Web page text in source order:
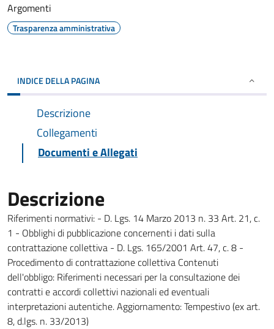
Argomenti
Trasparenza amministrativa
INDICE DELLA PAGINA
Descrizione
Collegamenti
Documenti e Allegati
Descrizione
Riferimenti normativi: - D. Lgs. 14 Marzo 2013 n. 33 Art. 21, c.
1 - Obblighi di pubblicazione concernenti i dati sulla
contrattazione collettiva - D. Lgs. 165/2001 Art. 47, c. 8 -
Procedimento di contrattazione collettiva Contenuti
dell'obbligo: Riferimenti necessari per la consultazione dei
contratti e accordi collettivi nazionali ed eventuali
interpretazioni autentiche. Aggiornamento: Tempestivo (ex art.
8, d.lgs. n. 33/2013)